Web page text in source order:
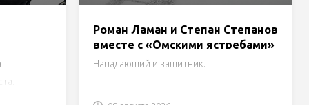
Роман Ламан и Степан Степанов
вместе с «Омскими ястребами»
стали победителями
Нападающий и защитник.